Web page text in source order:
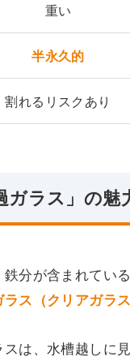
重い
半永久的
割れるリスクあり
ガラス」の魅
分が含まれてい
ラス（クリアガラス
は、水槽越しに